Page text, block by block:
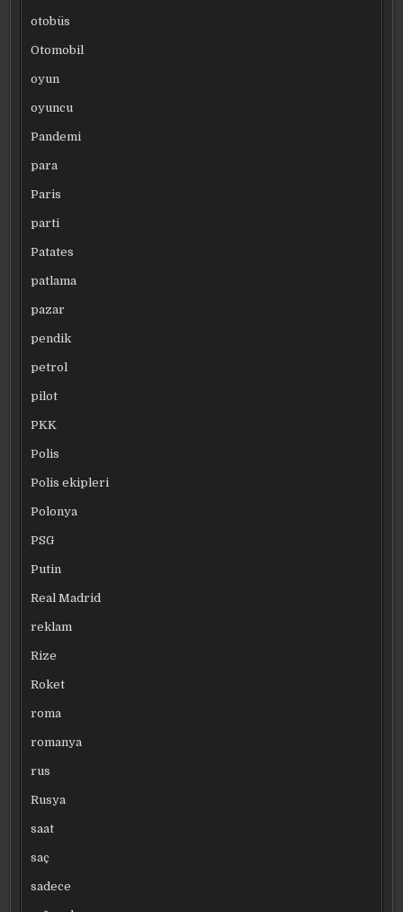
otobüs
Otomobil
oyun
oyuncu
Pandemi
para
Paris
parti
Patates
patlama
pazar
pendik
petrol
pilot
PKK
Polis
Polis ekipleri
Polonya
PSG
Putin
Real Madrid
reklam
Rize
Roket
roma
romanya
rus
Rusya
saat
saç
sadece